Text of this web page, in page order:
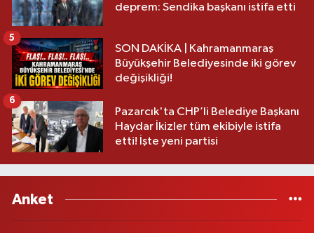
deprem: Sendika başkanı istifa etti
SON DAKİKA | Kahramanmaraş
Büyükşehir Belediyesinde iki görev
değişikliği!
5
Pazarcık'ta CHP’li Belediye Başkanı
Haydar İkizler tüm ekibiyle istifa
etti! İşte yeni partisi
6
Anket